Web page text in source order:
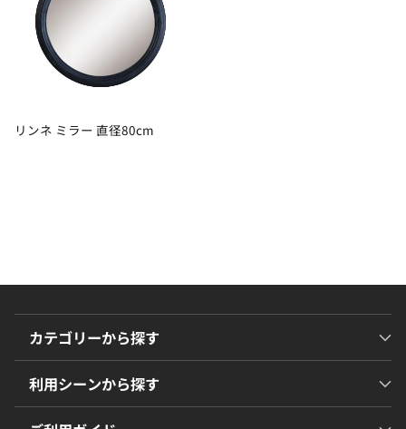
リンネ ミラー 直径80cm
カテゴリーから探す
利用シーンから探す